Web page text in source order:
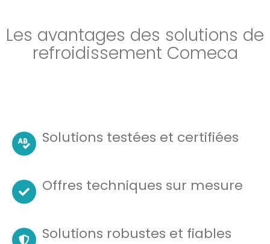
Les avantages des solutions de
refroidissement Comeca
Solutions testées et certifiées
Offres techniques sur mesure
Solutions robustes et fiables